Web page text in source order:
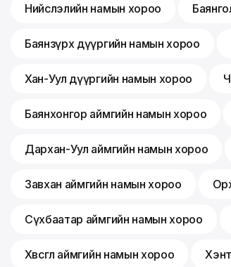
Нийслэлийн намын хороо
Баянзүрх дүүргийн намын хороо
Хан-Уул дүүргийн намын хороо
Баянхонгор аймгийн намын хороо
Дархан-Уул аймгийн намын хороо
Завхан аймгийн намын хороо
Сүхбаатар аймгийн намын хороо
Хөвсгөл аймгийн намын хороо